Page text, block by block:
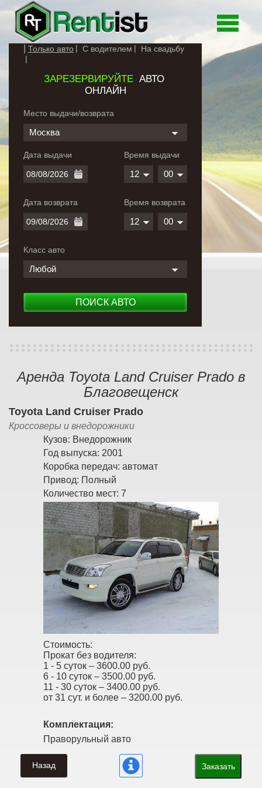
Toggle
Только авто С водителем На свадьбу
ЗАРЕЗЕРВИРУЙТЕАВТО
ОНЛАЙН
Место выдачи/возврата
Москва
Дата выдачи
Дата возврата
Время выдачи
12 00
Время возврата
12 00
Класс авто
Любой
ПОИСК АВТО
Аренда Toyota Land Cruiser Prado в
Благовещенск
Toyota Land Cruiser Prado
Кроссоверы и внедорожники
Кузов: Внедорожник
Год выпуска: 2001
Коробка передач: автомат
Привод: Полный
Количество мест: 7
Стоимость:
Прокат без водителя:
1 - 5 суток – 3600.00 руб.
6 - 10 суток – 3500.00 руб.
11 - 30 суток – 3400.00 руб.
от 31 сут. и более – 3200.00 руб.
Комплектация:
Праворульный авто
Назад Заказать